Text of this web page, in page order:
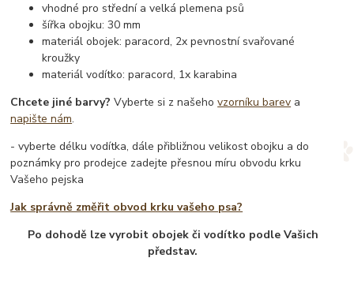
vhodné pro střední a velká plemena psů
šířka obojku: 30 mm
materiál obojek: paracord, 2x pevnostní svařované
kroužky
materiál vodítko: paracord, 1x karabina
Chcete jiné barvy? Vyberte si z našehovzorníku barev a
napište nám.
- vyberte délku vodítka, dále přibližnou velikost obojku a do
poznámky pro prodejce zadejte přesnou míru obvodu krku
Vašeho pejska
Jak správně změřit obvod krku vašeho psa?
Po dohodě lze vyrobit obojek či vodítko podle Vašich
představ.